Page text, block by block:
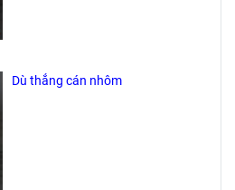
Dù thẳng cán nhôm